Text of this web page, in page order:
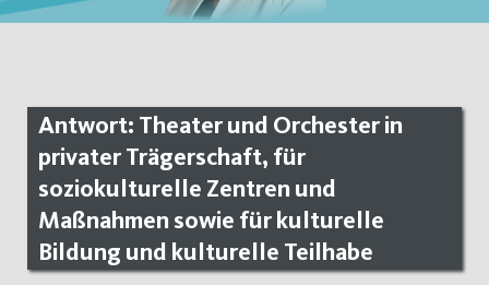
Antwort: Theater und Orchester in
privater Trägerschaft, für
soziokulturelle Zentren und
Maßnahmen sowie für kulturelle
Bildung und kulturelle Teilhabe